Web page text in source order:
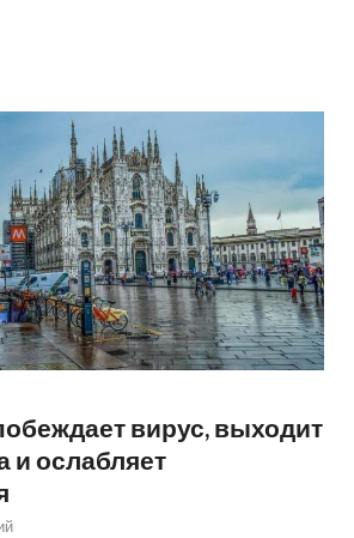
вирус, выходит
и ослабляет